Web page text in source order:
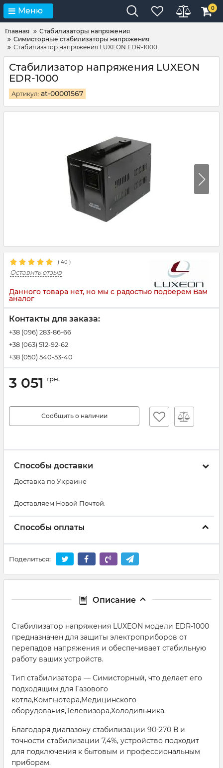
Меню 0
Главная
Стабилизаторы напряжения
Симисторные стабилизаторы напряжения
Стабилизатор напряжения LUXEON EDR-1000
Стабилизатор напряжения LUXEON
EDR-1000
Артикул: at-00001567
( 40 )
Оставить отзыв
Данного товара нет, но мы с радостью подберем Вам
аналог
Контакты для заказа:
+38 (096) 283-86-66
+38 (063) 512-92-62
+38 (050) 540-53-40
3 051 грн.
Сообщить о наличии
Способы доставки
Доставка по Украине
Доставляем Новой Почтой.
Способы оплаты
Поделиться:
Описание
Стабилизатор напряжения LUXEON модели EDR-1000
предназначен для защиты электроприборов от
перепадов напряжения и обеспечивает стабильную
работу ваших устройств.
Тип стабилизатора — Симисторный, что делает его
подходящим для Газового
котла,Компьютера,Медицинского
оборудования,Телевизора,Холодильника.
Благодаря диапазону стабилизации 90-270 В и
точности стабилизации 7,4%, устройство подходит
для подключения к бытовым и профессиональным
приборам.